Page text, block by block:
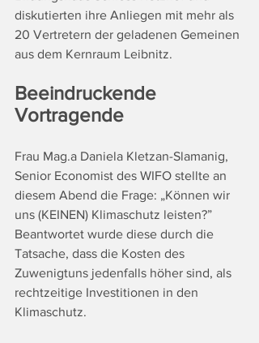
diskutierten ihre Anliegen mit mehr als
20 Vertretern der geladenen Gemeinen
aus dem Kernraum Leibnitz.
Beeindruckende
Vortragende
Frau Mag.a Daniela Kletzan-Slamanig,
Senior Economist des WIFO stellte an
diesem Abend die Frage: „Können wir
uns (KEINEN) Klimaschutz leisten?”
Beantwortet wurde diese durch die
Tatsache, dass die Kosten des
Zuwenigtuns jedenfalls höher sind, als
rechtzeitige Investitionen in den
Klimaschutz.